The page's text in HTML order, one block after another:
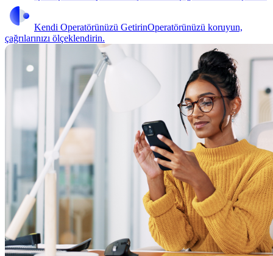
Kendi Operatörünüzü GetirinOperatörünüzü koruyun,
çağrılarınızı ölçeklendirin.